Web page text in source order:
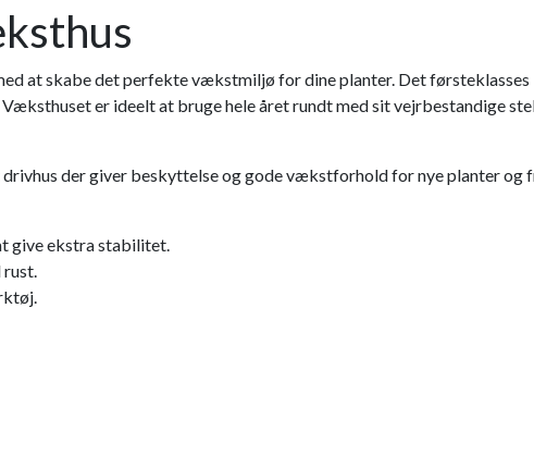
at skabe det perfekte vækstmiljø for dine planter. Det
Væksthuset er ideelt at bruge hele året rundt med sit vejrbestandige
der giver beskyttelse og gode vækstforhold for nye planter og
give ekstra stabilitet.